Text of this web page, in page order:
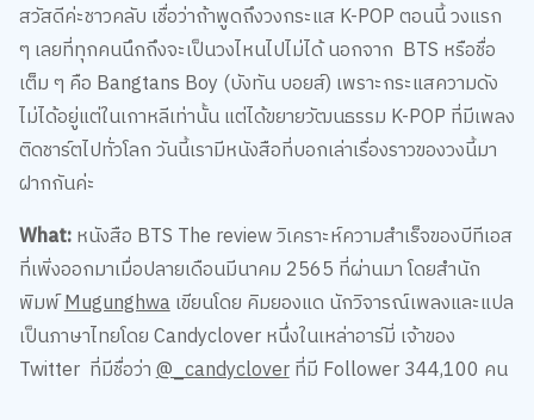
สวัสดีค่ะชาวคลับ เชื่อว่าถ้าพูดถึงวงกระแส K-POP ตอนนี้ วงแรก
ๆ เลยที่ทุกคนนึกถึงจะเป็นวงไหนไปไม่ได้ นอกจาก BTS หรือชื่อ
เต็ม ๆ คือ Bangtans Boy (บังทัน บอยส์) เพราะกระแสความดัง
ไม่ได้อยู่แต่ในเกาหลีเท่านั้น แต่ได้ขยายวัฒนธรรม K-POP ที่มีเพลง
ติดชาร์ตไปทั่วโลก วันนี้เรามีหนังสือที่บอกเล่าเรื่องราวของวงนี้มา
ฝากกันค่ะ
What:หนังสือ BTS The review วิเคราะห์ความสำเร็จของบีทีเอส
ที่เพิ่งออกมาเมื่อปลายเดือนมีนาคม 2565 ที่ผ่านมา โดยสำนัก
พิมพ์Mugunghwaเขียนโดย คิมยองแด นักวิจารณ์เพลงและแปล
เป็นภาษาไทยโดย Candyclover หนึ่งในเหล่าอาร์มี่ เจ้าของ
Twitter ที่มีชื่อว่า@_candycloverที่มี Follower 344,100 คน